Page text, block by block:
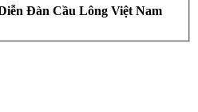
Đàn Cầu Lông Việt Nam